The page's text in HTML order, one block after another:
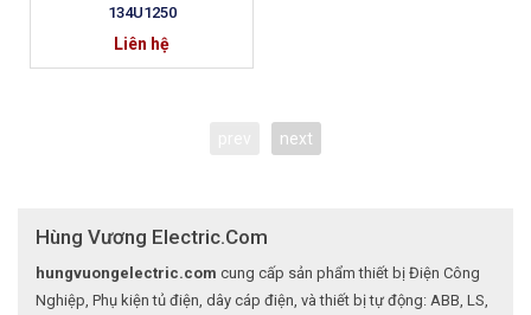
134U1250
Liên hệ
next
Hùng Vương Electric.Com
hungvuongelectric.com cung cấp sản phẩm thiết bị Điện Công
Nghiệp, Phụ kiện tủ điện, dây cáp điện, và thiết bị tự động: ABB, LS,